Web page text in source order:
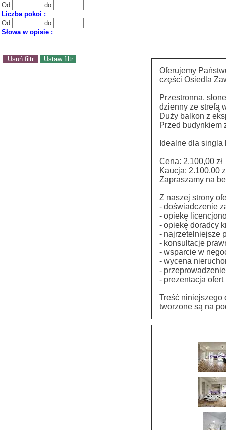
Od
do
Liczba pokoi :
Od
do
Słowa w opisie :
Oferujemy
części Osiedla
Przestronna,
dzienny ze strefą
Duży balkon z
Przed budynkiem
Idealne dla singla
Cena: 2.100,00 zł
Kaucja: 2.100,00
Zapraszamy na
Z naszej strony
- doświadczenie
- opiekę
- opiekę doradcy
- najrzetelniejsze
- konsultacje
- wsparcie w
- wycena
-
- prezentacja
Treść niniejszego
tworzone są na